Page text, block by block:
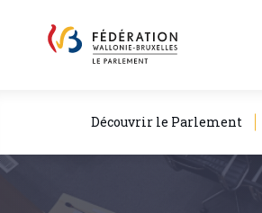
Découvrir le Parlement